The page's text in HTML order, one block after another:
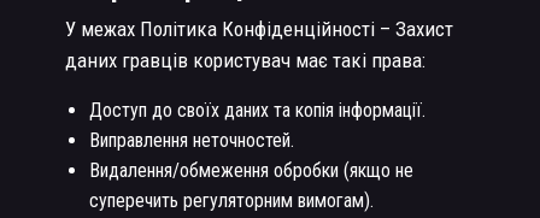
У межах Політика Конфіденційності – Захист
даних гравців користувач має такі права:
Доступ до своїх даних та копія інформації.
Виправлення неточностей.
Видалення/обмеження обробки (якщо не
суперечить регуляторним вимогам).